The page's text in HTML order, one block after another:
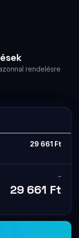
rendelésre
29 661 Ft
–
29 661 Ft